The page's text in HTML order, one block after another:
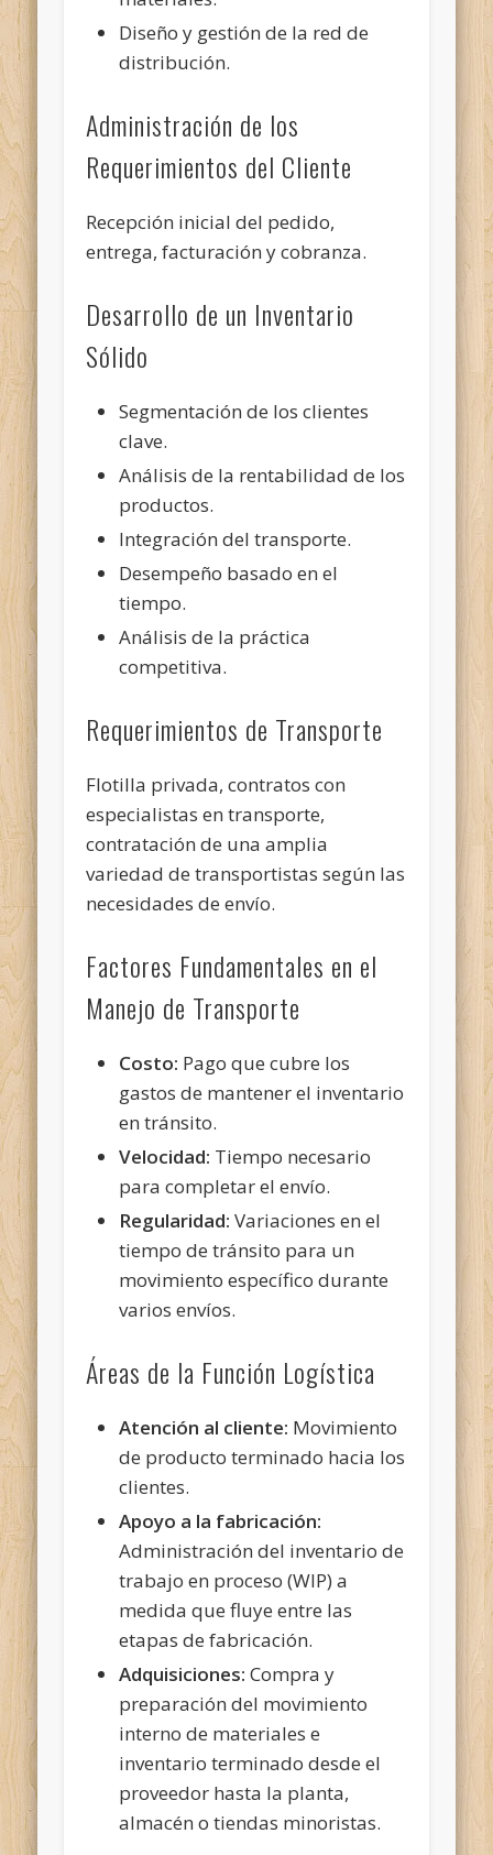
Diseño y gestión de la red de
distribución.
Administración de los
Requerimientos del Cliente
Recepción inicial del pedido,
entrega, facturación y cobranza.
Desarrollo de un Inventario
Sólido
Segmentación de los clientes
clave.
Análisis de la rentabilidad de los
productos.
Integración del transporte.
Desempeño basado en el
tiempo.
Análisis de la práctica
competitiva.
Requerimientos de Transporte
Flotilla privada, contratos con
especialistas en transporte,
contratación de una amplia
variedad de transportistas según las
necesidades de envío.
Factores Fundamentales en el
Manejo de Transporte
Costo: Pago que cubre los
gastos de mantener el inventario
en tránsito.
Velocidad: Tiempo necesario
para completar el envío.
Regularidad: Variaciones en el
tiempo de tránsito para un
movimiento específico durante
varios envíos.
Áreas de la Función Logística
Atención al cliente: Movimiento
de producto terminado hacia los
clientes.
Apoyo a la fabricación:
Administración del inventario de
trabajo en proceso (WIP) a
medida que fluye entre las
etapas de fabricación.
Adquisiciones: Compra y
preparación del movimiento
interno de materiales e
inventario terminado desde el
proveedor hasta la planta,
almacén o tiendas minoristas.